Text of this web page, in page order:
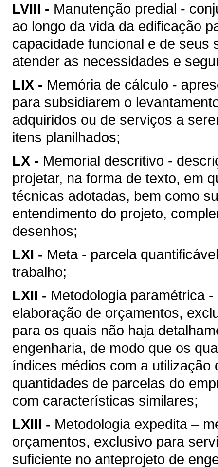
LVIII - Manutenção predial -
ao longo da vida da edificação
capacidade funcional e de seus
atender as necessidades e
LIX - Memória de cálculo -
para subsidiarem o
adquiridos ou de serviços a
itens planilhados;
LX - Memorial descritivo -
projetar, na forma de texto, em
técnicas adotadas, bem como
entendimento do projeto,
desenhos;
LXI - Meta - parcela
trabalho;
LXII - Metodologia paramétrica
elaboração de orçamentos,
para os quais não haja
engenharia, de modo que os
índices médios com a
quantidades de parcelas do
com características similares;
LXIII - Metodologia expedita –
orçamentos, exclusivo para
suficiente no anteprojeto de